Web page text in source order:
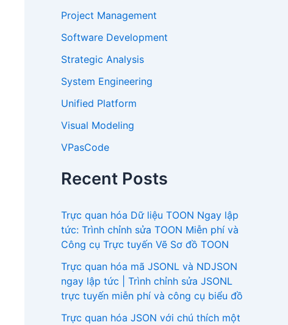
Project Management
Software Development
Strategic Analysis
System Engineering
Unified Platform
Visual Modeling
VPasCode
Recent Posts
Trực quan hóa Dữ liệu TOON Ngay lập
tức: Trình chỉnh sửa TOON Miễn phí và
Công cụ Trực tuyến Vẽ Sơ đồ TOON
Trực quan hóa mã JSONL và NDJSON
ngay lập tức | Trình chỉnh sửa JSONL
trực tuyến miễn phí và công cụ biểu đồ
Trực quan hóa JSON với chú thích một